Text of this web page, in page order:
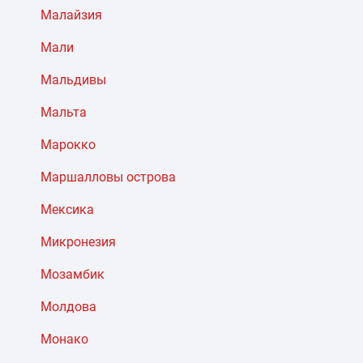
Малайзия
Мали
Мальдивы
Мальта
Марокко
Маршалловы острова
Мексика
Микронезия
Мозамбик
Молдова
Монако